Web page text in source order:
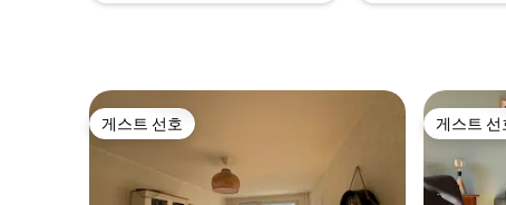
게스트 선호
게스트 선호 게스트 선
게스트 선